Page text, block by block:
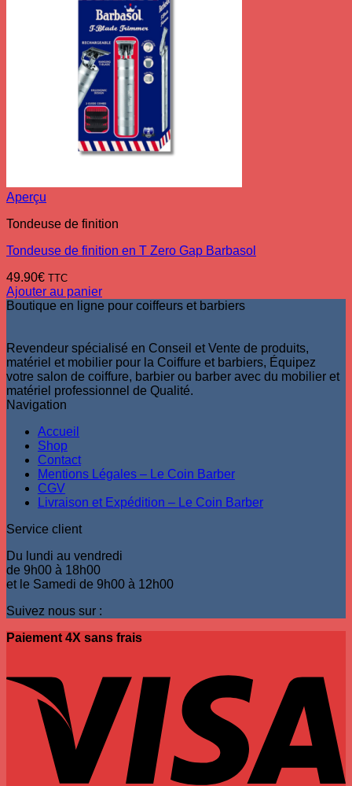
Aperçu
Tondeuse de finition
Tondeuse de finition en T Zero Gap Barbasol
49.90€ TTC
Ajouter au panier
Boutique en ligne pour coiffeurs et barbiers
Revendeur spécialisé en Conseil et Vente de produits,
matériel et mobilier pour la Coiffure et barbiers, Équipez
votre salon de coiffure, barbier ou barber avec du mobilier et
matériel professionnel de Qualité.
Navigation
Accueil
Shop
Contact
Mentions Légales – Le Coin Barber
CGV
Livraison et Expédition – Le Coin Barber
Service client
Du lundi au vendredi
de 9h00 à 18h00
et le Samedi de 9h00 à 12h00
Suivez nous sur :
Paiement 4X sans frais